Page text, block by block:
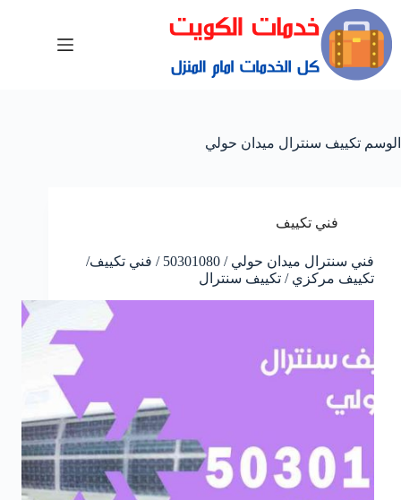
الوسم تكييف سنترال ميدان حولي
فني تكييف
فني سنترال ميدان حولي / 50301080 / فني تكييف/
تكييف مركزي / تكييف سنترال